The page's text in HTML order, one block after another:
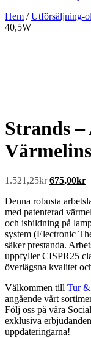
Hem /Utförsäljning-
40,5W
Strands
1.521,25kr Det
priset
var:
675,00kr
Denna robusta
med patenterad
och isbildning på
system (Electronic
säker prestanda.
uppfyller CISPR25
överlägsna kvalitet
Välkommen till Tur
angående vårt
Följ oss på våra
exklusiva
uppdateringarna!